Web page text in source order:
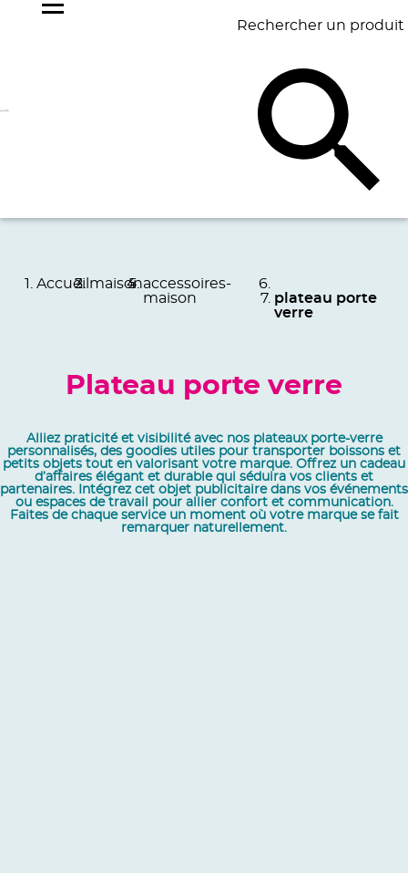
Rechercher un produit
BAGAGERIE BUREAU
Accueil maisonaccessoires-
maison
plateau porte
verre
Plateau porte verre
Alliez praticité et visibilité avec nos plateaux porte-verre
personnalisés, des goodies utiles pour transporter boissons et
petits objets tout en valorisant votre marque. Offrez un cadeau
d’affaires élégant et durable qui séduira vos clients et
partenaires. Intégrez cet objet publicitaire dans vos événements
ou espaces de travail pour allier confort et communication.
Faites de chaque service un moment où votre marque se fait
remarquer naturellement.